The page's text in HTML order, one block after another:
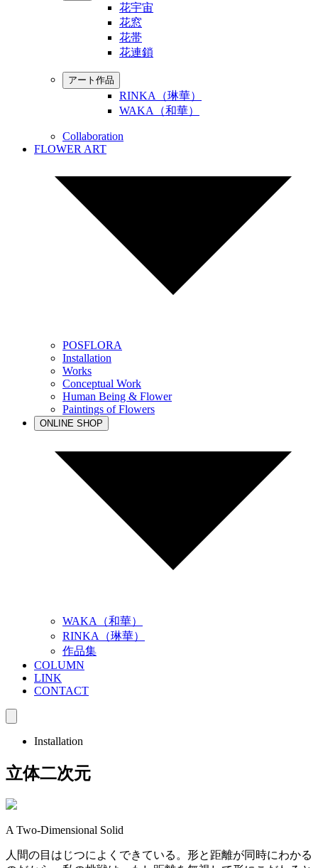
花宇宙
花窓
花帯
花連鎖
アート作品
RINKA（琳華）
WAKA（和華）
Collaboration
FLOWER ART
POSFLORA
Installation
Works
Conceptual Work
Human Being & Flower
Paintings of Flowers
ONLINE SHOP
WAKA（和華）
RINKA（琳華）
作品集
COLUMN
LINK
CONTACT
Installation
立体二次元
A Two-Dimensional Solid
人間の目はじつによくできている。形と距離が同時にわかる